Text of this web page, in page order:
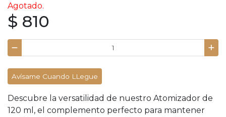
Agotado.
$ 810
Avísame Cuando LLegue
Descubre la versatilidad de nuestro Atomizador de
120 ml, el complemento perfecto para mantener